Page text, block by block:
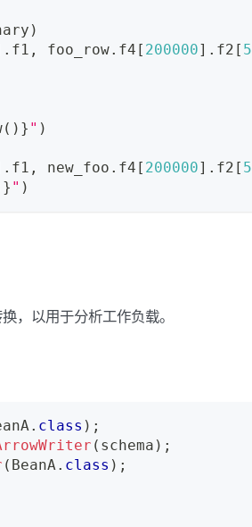
)
. f1 , foo_row. f4 [ 200000] . f2 [ 5
( ) } " )
. f1 , new_foo . f4 [ 200000] . f2 [ 5
} " )
以用于分析工作负载。
. class ) ;
( schema ) ;
( BeanA . class ) ;